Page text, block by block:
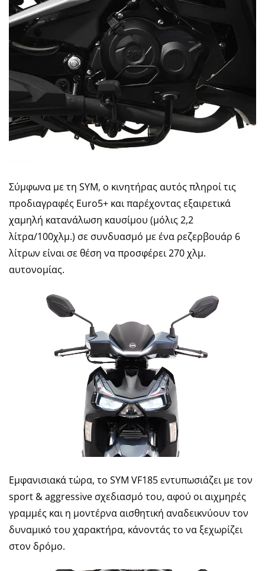
Σύμφωνα με τη SYM, ο κινητήρας αυτός πληροί τις
προδιαγραφές Euro5+ και παρέχοντας εξαιρετικά
χαμηλή κατανάλωση καυσίμου (μόλις 2,2
λίτρα/100χλμ.) σε συνδυασμό με ένα ρεζερβουάρ 6
λίτρων είναι σε θέση να προσφέρει 270 χλμ.
αυτονομίας.
Εμφανισιακά τώρα, το SYM VF185 εντυπωσιάζει με τον
sport & aggressive σχεδιασμό του, αφού οι αιχμηρές
γραμμές και η μοντέρνα αισθητική αναδεικνύουν τον
δυναμικό του χαρακτήρα, κάνοντάς το να ξεχωρίζει
στον δρόμο.